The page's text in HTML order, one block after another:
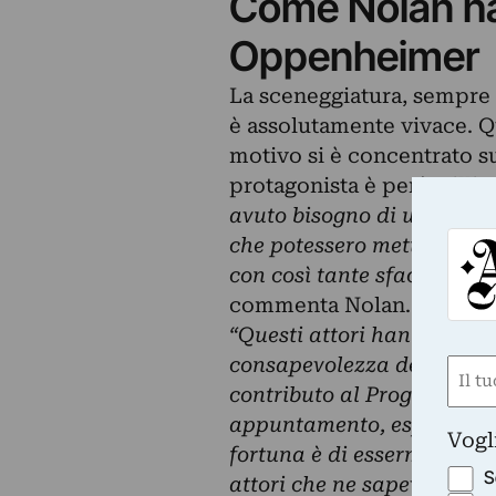
Oppenheimer
La sceneggiatura,
è assolutamente vivace.
motivo si è concentrato
protagonista è però
avuto bisogno di un
che potessero metterlo
con così tante
commenta Nolan.
“Questi attori hanno
consapevolezza del
contributo al Progetto
appuntamento,
fortuna è di essermi
attori che ne sapevano
Nome